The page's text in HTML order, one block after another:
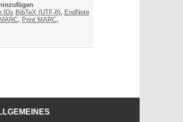
IDs BibTeX (UTF-8), EndNote
MARC, Print MARC,